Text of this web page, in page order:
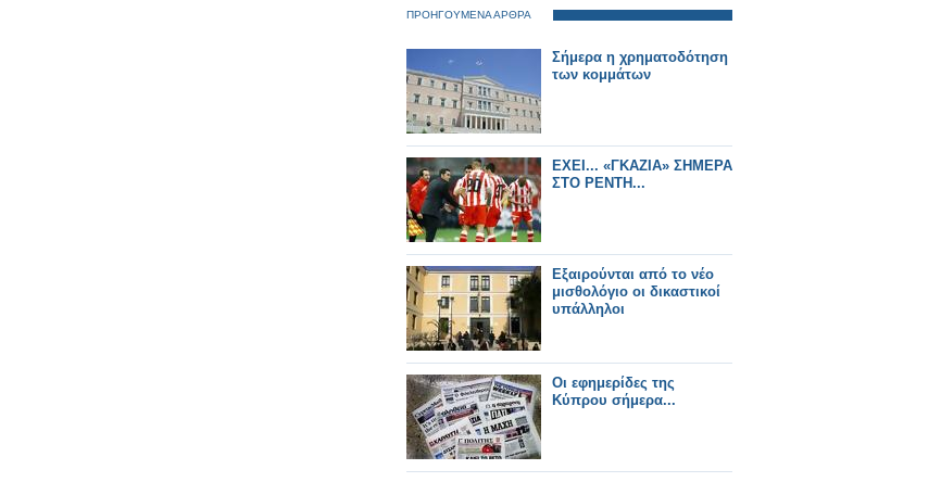
ΠΡΟΗΓΟΥΜΕΝΑ ΑΡΘΡΑ
Σήμερα η χρηματοδότηση
των κομμάτων
ΕΧΕΙ... «ΓΚΑΖΙΑ» ΣΗΜΕΡΑ
ΣΤΟ ΡΕΝΤΗ...
Εξαιρούνται από το νέο
μισθολόγιο οι δικαστικοί
υπάλληλοι
Οι εφημερίδες της
Κύπρου σήμερα...